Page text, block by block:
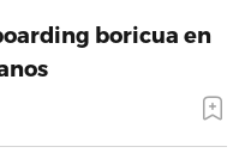
boricua en